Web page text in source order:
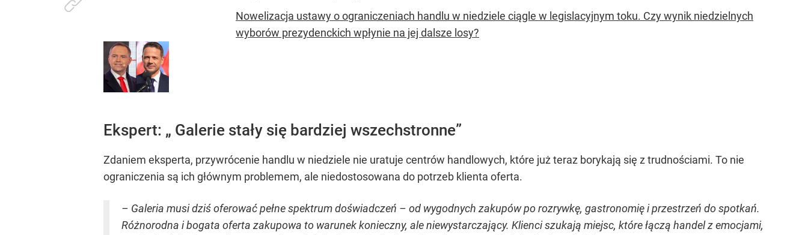
Nowelizacja ustawy o ograniczeniach handlu w niedziele ciągle w legislacyjnym toku. Czy wynik niedzielnych
wyborów prezydenckich wpłynie na jej dalsze losy?
Ekspert: „ Galerie stały się bardziej wszechstronne”
Zdaniem eksperta, przywrócenie handlu w niedziele nie uratuje centrów handlowych, które już teraz borykają się z trudnościami. To nie
ograniczenia są ich głównym problemem, ale niedostosowana do potrzeb klienta oferta.
– Galeria musi dziś oferować pełne spektrum doświadczeń – od wygodnych zakupów po rozrywkę, gastronomię i przestrzeń do spotkań.
Różnorodna i bogata oferta zakupowa to warunek konieczny, ale niewystarczający. Klienci szukają miejsc, które łączą handel z emocjami,